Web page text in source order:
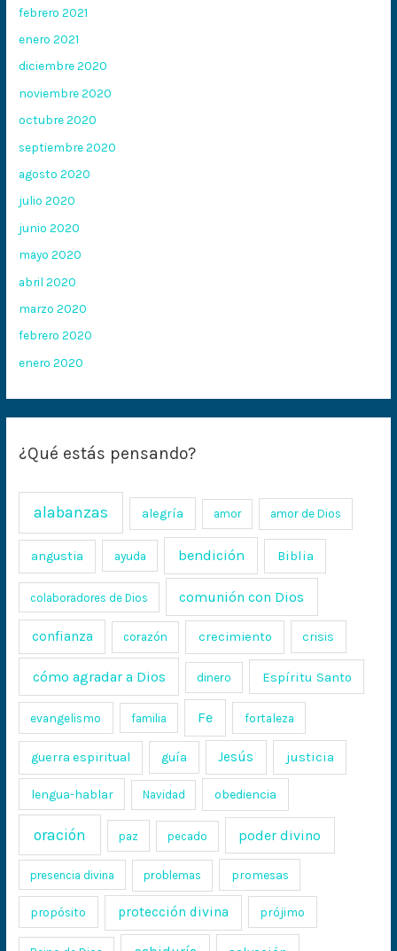
febrero 2021
enero 2021
diciembre 2020
noviembre 2020
octubre 2020
septiembre 2020
agosto 2020
julio 2020
junio 2020
mayo 2020
abril 2020
marzo 2020
febrero 2020
enero 2020
¿Qué estás pensando?
alabanzas alegría amor amor de Dios
angustia ayuda bendición Biblia
colaboradores de Dios comunión con Dios
confianza corazón crecimiento crisis
cómo agradar a Dios dinero Espíritu Santo
evangelismo familia Fe fortaleza
guerra espiritual guía Jesús justicia
lengua-hablar Navidad obediencia
oración paz pecado poder divino
presencia divina problemas promesas
propósito protección divina prójimo